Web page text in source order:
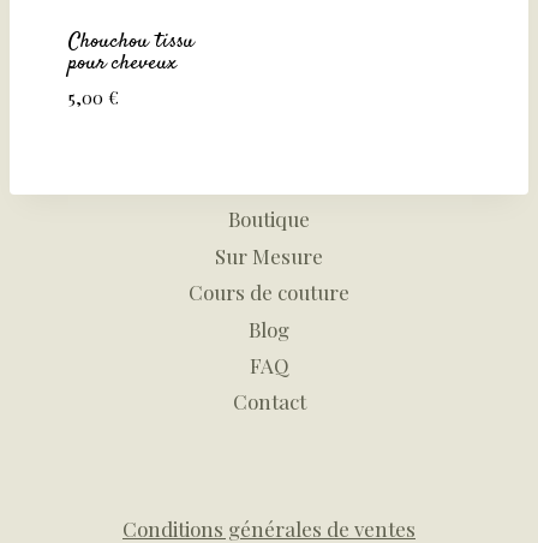
Chouchou tissu
pour cheveux
5,00 €
Boutique
Sur Mesure
Cours de couture
Blog
FAQ
Contact
Conditions générales de ventes